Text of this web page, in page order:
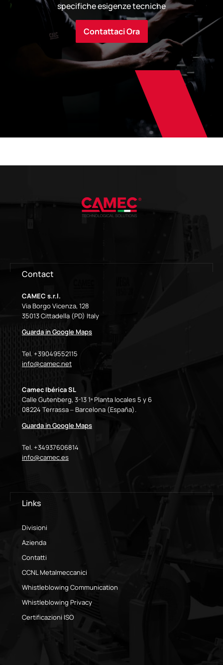
specifiche esigenze tecniche
Contattaci Ora
Contact
CAMEC s.r.l.
Via Borgo Vicenza, 128
35013 Cittadella (PD) Italy
Guarda in Google Maps
Tel. +39049552115
info@camec.net
Camec Ibérica SL
Calle Gutenberg, 3-13 1ª Planta locales 5 y 6
08224 Terrassa – Barcelona (España).
Guarda in Google Maps
Tel. +34937606814
info@camec.es
Links
Divisioni
Azienda
Contatti
CCNL Metalmeccanici
Whistleblowing Communication
Whistleblowing Privacy
Certificazioni ISO